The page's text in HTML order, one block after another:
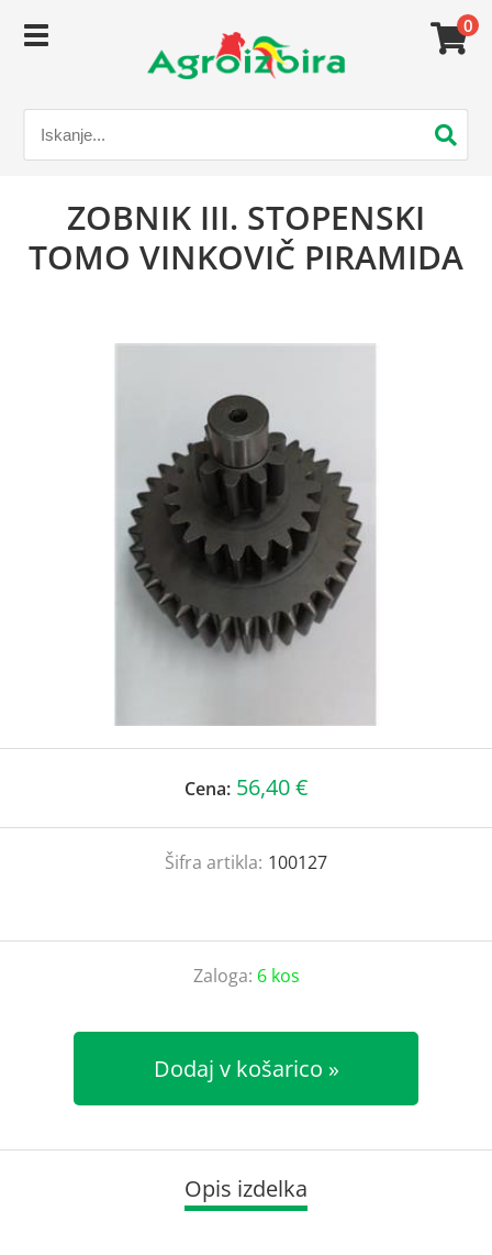
0
ZOBNIK III. STOPENSKI
TOMO VINKOVIČ PIRAMIDA
Cena: 56,40 €
Šifra artikla: 100127
Zaloga: 6 kos
Dodaj v košarico
Opis izdelka